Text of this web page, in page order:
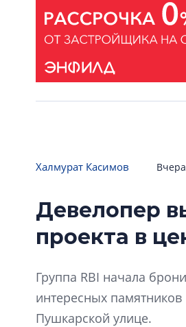
Халмурат Касимов
Девелопер
проекта в
Группа RBI начала
интересных
Пушкарской улице.